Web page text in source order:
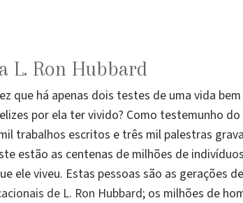
L. Ron Hubbard
que há apenas dois testes de uma vida
por ela ter vivido? Como testemunho
trabalhos escritos e três mil palestras
estão as centenas de milhões de
ele viveu. Estas pessoas são as gerações
de L. Ron Hubbard; os milhões de